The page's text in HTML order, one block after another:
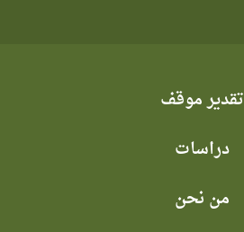
تقدير موقف
دراسات
من نحن